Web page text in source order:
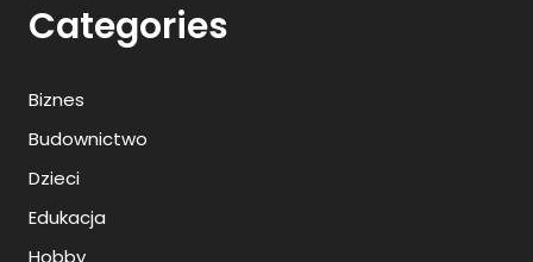
Categories
Biznes
Budownictwo
Dzieci
Edukacja
Hobby